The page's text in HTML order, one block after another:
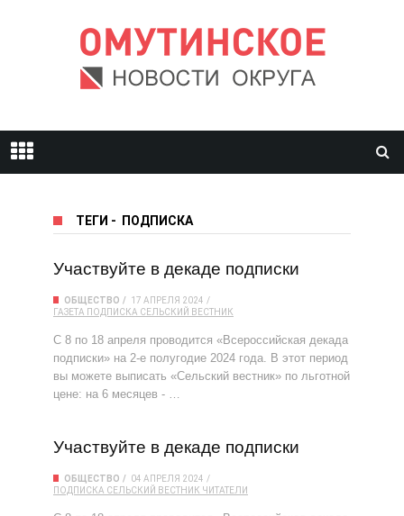
ТЕГИ - ПОДПИСКА
Участвуйте в декаде подписки
ОБЩЕСТВО
17 АПРЕЛЯ 2024
ГАЗЕТА ПОДПИСКА СЕЛЬСКИЙ ВЕСТНИК
С 8 по 18 апреля проводится «Всероссийская декада
подписки» на 2-е полугодие 2024 года. В этот период
вы можете выписать «Сельский вестник» по льготной
цене: на 6 месяцев - …
Участвуйте в декаде подписки
ОБЩЕСТВО
04 АПРЕЛЯ 2024
ПОДПИСКА СЕЛЬСКИЙ ВЕСТНИК ЧИТАТЕЛИ